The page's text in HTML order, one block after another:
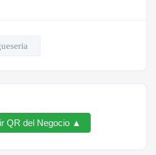
QR del Negocio ▲